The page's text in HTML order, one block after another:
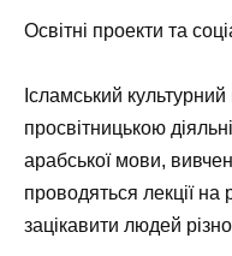
Освітні проекти та
Ісламський
просвітницькою
арабської мови,
проводяться лекції на
зацікавити людей